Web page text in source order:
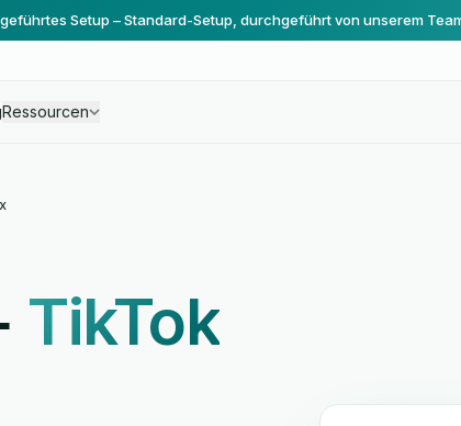
Setup – Standard-Setup, durchgeführt von unserem
Ressourcen
TikTok